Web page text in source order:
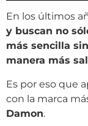
En los últimos
y buscan no
más sencilla
manera más
Es por eso que
con la marca
Damon.